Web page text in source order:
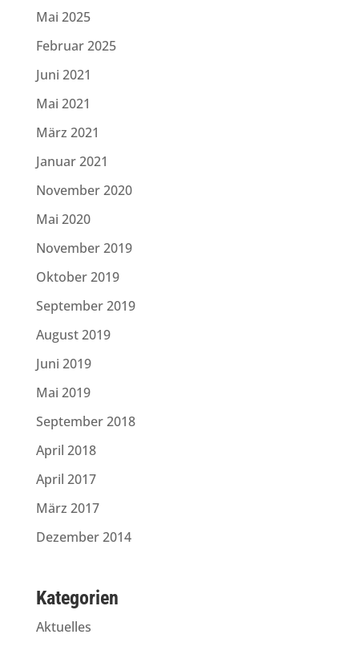
Mai 2025
Februar 2025
Juni 2021
Mai 2021
März 2021
Januar 2021
November 2020
Mai 2020
November 2019
Oktober 2019
September 2019
August 2019
Juni 2019
Mai 2019
September 2018
April 2018
April 2017
März 2017
Dezember 2014
Kategorien
Aktuelles